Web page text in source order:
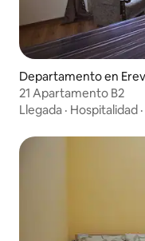
Departamento en
21 Apartamento B2
Llegada · Hospitalidad ·